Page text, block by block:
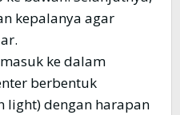
kepalanya agar
ke dalam
berbentuk
light) dengan harapan